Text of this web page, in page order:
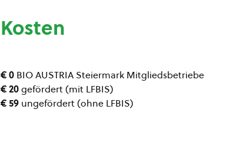
Kosten
€ 0 BIO AUSTRIA Steiermark Mitgliedsbetriebe
€ 20gefördert (mit LFBIS)
€ 59 ungefördert (ohne LFBIS)